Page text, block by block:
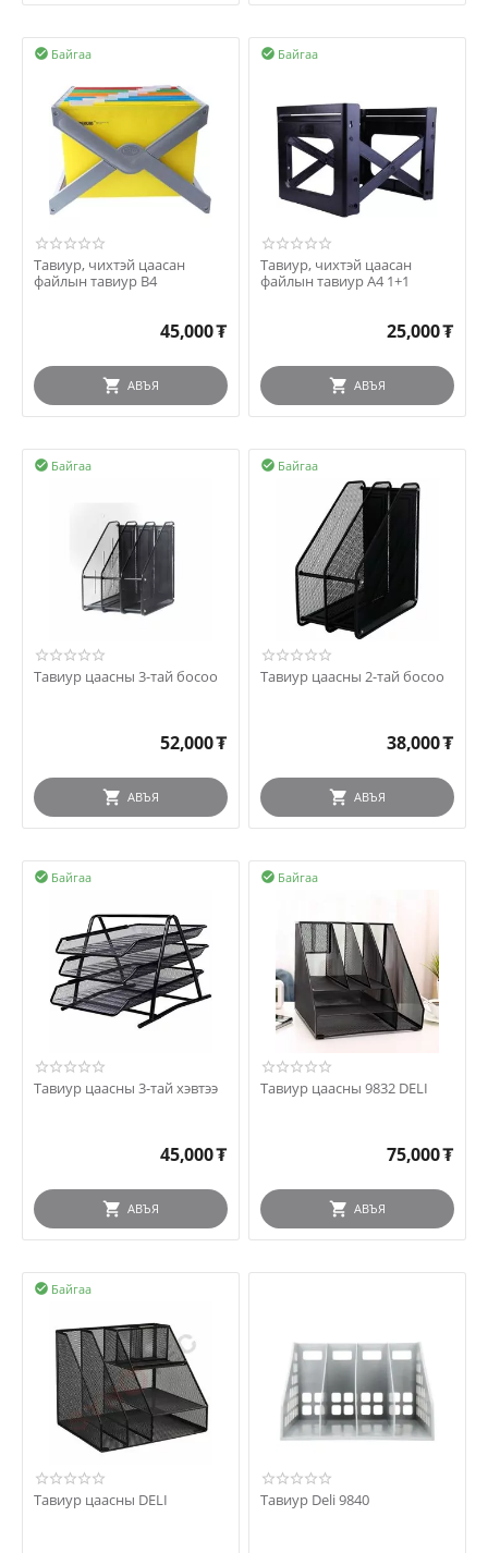
Байгаа

Тавиур, чихтэй цаасан
файлын тавиур B4
45,000₮
АВЪЯ
Байгаа

Тавиур, чихтэй цаасан
файлын тавиур А4 1+1
25,000₮
АВЪЯ
Байгаа

Тавиур цаасны 3-тай босоо
52,000₮
АВЪЯ
Байгаа

Тавиур цаасны 2-тай босоо
38,000₮
АВЪЯ
Байгаа

Тавиур цаасны 3-тай хэвтээ
45,000₮
АВЪЯ
Байгаа

Тавиур цаасны 9832 DELI
75,000₮
АВЪЯ
Байгаа

Тавиур цаасны DELI Тавиур Deli 9840